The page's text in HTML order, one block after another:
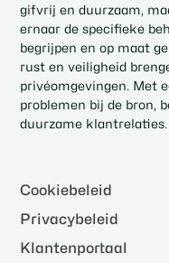
gifvrij en duurzaam,
ernaar de specifieke
begrijpen en op maat
rust en veiligheid
privéomgevingen. Met
problemen bij de bron,
duurzame klantrelaties.
Cookiebeleid
Privacybeleid
Klantenportaal